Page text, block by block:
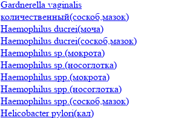
Gardnerella vaginalis
количественный(соскоб,мазок)
Haemophilus ducrei(моча)
Haemophilus ducrei(соскоб,мазок)
Haemophilus sp.(мокрота)
Haemophilus sp.(носоглотка)
Haemophilus spp.(мокрота)
Haemophilus spp.(носоглотка)
Haemophilus spp.(соскоб,мазок)
Helicobacter pylori(кал)